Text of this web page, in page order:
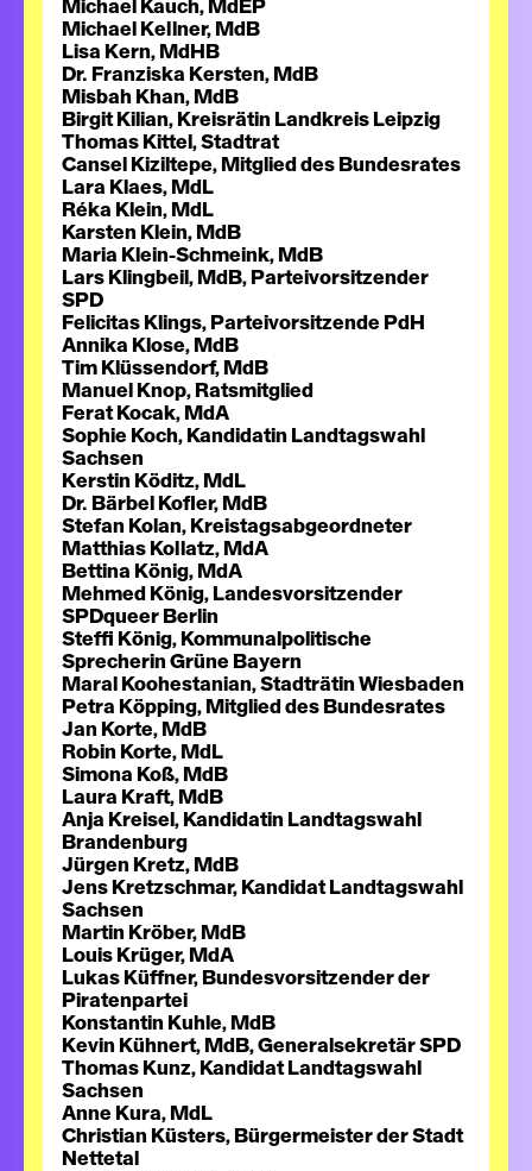
Michael Kauch, MdEP
Michael Kellner, MdB
Lisa Kern, MdHB
Dr. Franziska Kersten, MdB
Misbah Khan, MdB
Birgit Kilian, Kreisrätin Landkreis Leipzig
Thomas Kittel, Stadtrat
Cansel Kiziltepe, Mitglied des Bundesrates
Lara Klaes, MdL
Réka Klein, MdL
Karsten Klein, MdB
Maria Klein-Schmeink, MdB
Lars Klingbeil, MdB, Parteivorsitzender
SPD
Felicitas Klings, Parteivorsitzende PdH
Annika Klose, MdB
Tim Klüssendorf, MdB
Manuel Knop, Ratsmitglied
Ferat Kocak, MdA
Sophie Koch, Kandidatin Landtagswahl
Sachsen
Kerstin Köditz, MdL
Dr. Bärbel Kofler, MdB
Stefan Kolan, Kreistagsabgeordneter
Matthias Kollatz, MdA
Bettina König, MdA
Mehmed König, Landesvorsitzender
SPDqueer Berlin
Steffi König, Kommunalpolitische
Sprecherin Grüne Bayern
Maral Koohestanian, Stadträtin Wiesbaden
Petra Köpping, Mitglied des Bundesrates
Jan Korte, MdB
Robin Korte, MdL
Simona Koß, MdB
Laura Kraft, MdB
Anja Kreisel, Kandidatin Landtagswahl
Brandenburg
Jürgen Kretz, MdB
Jens Kretzschmar, Kandidat Landtagswahl
Sachsen
Martin Kröber, MdB
Louis Krüger, MdA
Lukas Küffner, Bundesvorsitzender der
Piratenpartei
Konstantin Kuhle, MdB
Kevin Kühnert, MdB, Generalsekretär SPD
Thomas Kunz, Kandidat Landtagswahl
Sachsen
Anne Kura, MdL
Christian Küsters, Bürgermeister der Stadt
Nettetal